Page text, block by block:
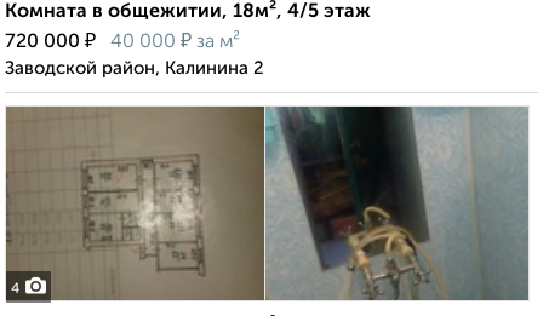
Комната в общежитии, 18м², 4/5 этаж
720 000 ₽ 40 000 ₽ за м²
Заводской район, Калинина 2
4